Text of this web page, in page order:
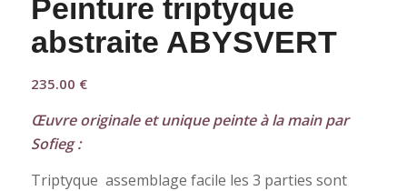
Peinture triptyque
abstraite ABYSVERT
235.00 €
Œuvre originale et unique peinte à la main par
Sofieg :
Triptyque assemblage facile les 3 parties sont